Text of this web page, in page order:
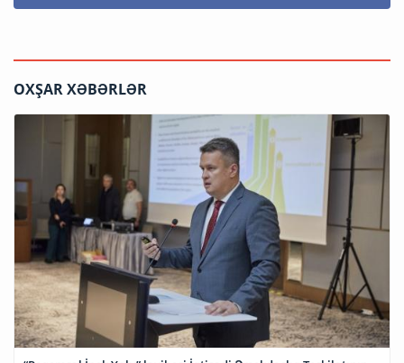
OXŞAR XƏBƏRLƏR